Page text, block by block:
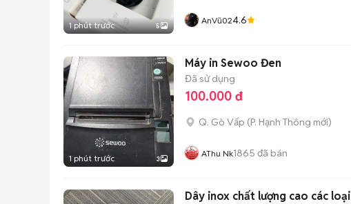
1 phút trước 5 AnVũ024.6
1 phút trước 3
Máy in Sewoo Đen
Đã sử dụng
100.000 đ
Q. Gò Vấp (P. Hạnh Thông mới)
AThu Nk1865 đã bán
Dây inox chất lượng cao các loại